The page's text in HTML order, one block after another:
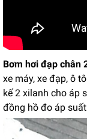
Bơm hơi đạp chân
xe máy, xe đạp, ô
kế 2 xilanh cho áp
đồng hồ đo áp